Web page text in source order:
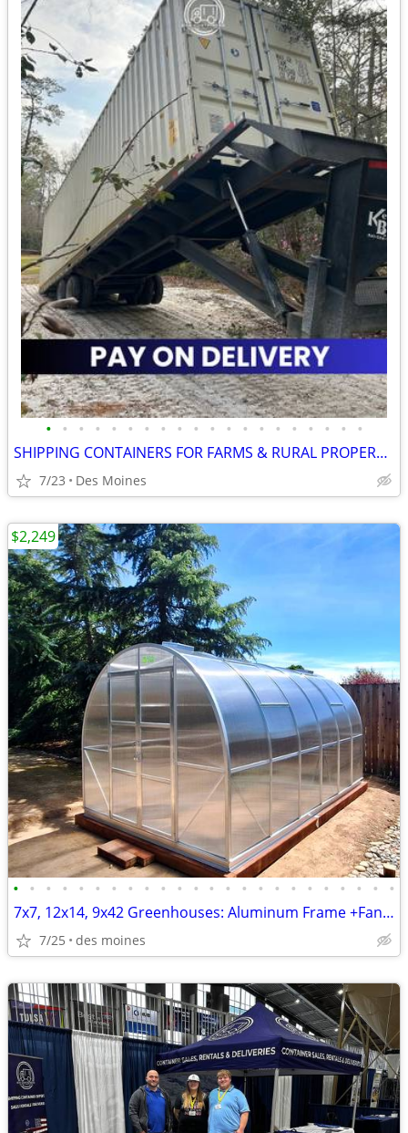
• • • • • • • • • • • • • • • • • • • •
SHIPPING CONTAINERS FOR FARMS & RURAL PROPERTIES (385) 446-6148
7/23 Des Moines
• • • • • • • • • • • • • • • • • • • • • • • •
7x7, 12x14, 9x42 Greenhouses: Aluminum Frame +Fans/Vents
7/25 des moines
$2,249